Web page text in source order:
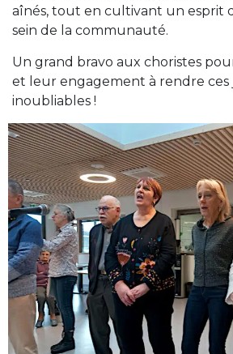
aînés, tout en cultivant un esprit
sein de la communauté.
Un grand bravo aux choristes
et leur engagement à rendre ces
inoubliables !